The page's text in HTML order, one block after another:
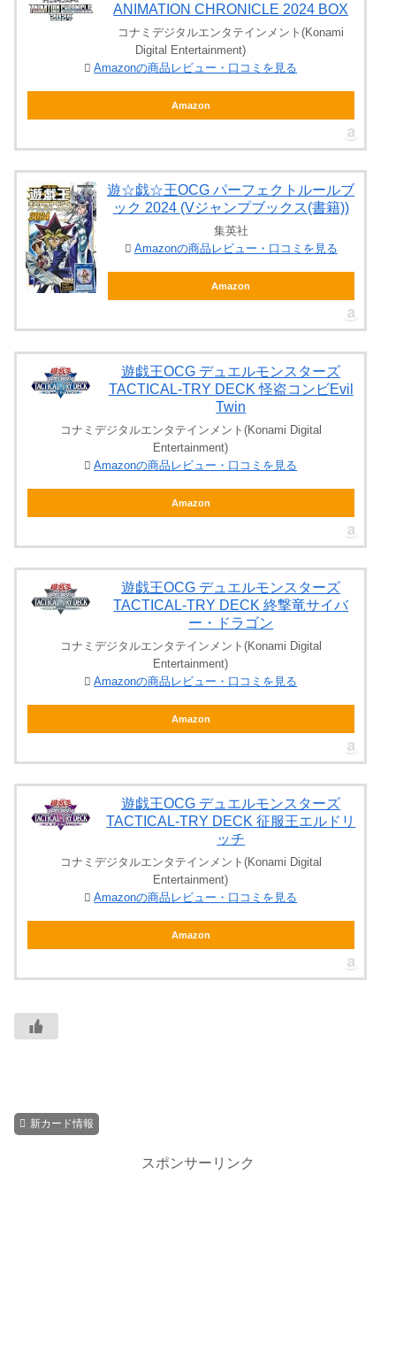
ANIMATION CHRONICLE 2024 BOX
コナミデジタルエンタテインメント(Konami
Digital Entertainment)
Amazonの商品レビュー・口コミを見る
Amazon
遊☆戯☆王OCG パーフェクトルールブ
ック 2024 (Vジャンプブックス(書籍))
集英社
Amazonの商品レビュー・口コミを見る
Amazon
遊戯王OCG デュエルモンスターズ
TACTICAL-TRY DECK 怪盗コンビEvil
Twin
コナミデジタルエンタテインメント(Konami Digital
Entertainment)
Amazonの商品レビュー・口コミを見る
Amazon
遊戯王OCG デュエルモンスターズ
TACTICAL-TRY DECK 終撃竜サイバ
ー・ドラゴン
コナミデジタルエンタテインメント(Konami Digital
Entertainment)
Amazonの商品レビュー・口コミを見る
Amazon
遊戯王OCG デュエルモンスターズ
TACTICAL-TRY DECK 征服王エルドリ
ッチ
コナミデジタルエンタテインメント(Konami Digital
Entertainment)
Amazonの商品レビュー・口コミを見る
Amazon
新カード情報
スポンサーリンク